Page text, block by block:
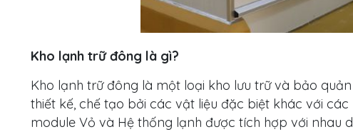
Kho lạnh trữ đông là gì?
Kho lạnh trữ đông là một loại kho lưu trữ và bảo
thiết kế, chế tạo bởi các vật liệu đặc biệt khác với
module Vỏ và Hệ thống lạnh được tích hợp với nhau